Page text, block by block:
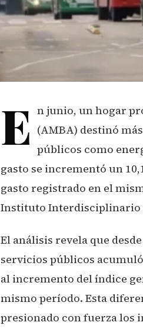
E n junio, un hogar
(AMBA) destinó
públicos como
gasto se incrementó un
gasto registrado en el
Instituto Interdisciplinario
El análisis revela que
servicios públicos
al incremento del índice
mismo período. Esta
presionado con fuerza los